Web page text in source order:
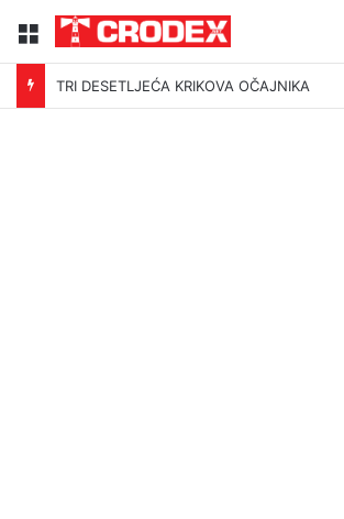
Menu
TRI DESETLJEĆA KRIKOVA OČAJNIKA